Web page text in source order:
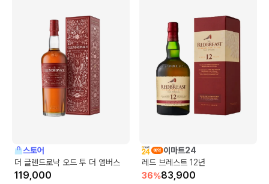
스토어
더 글렌드로낙 오드 투 더 앰버스
119,000
이마트24
레드 브레스트 12년
36%83,900